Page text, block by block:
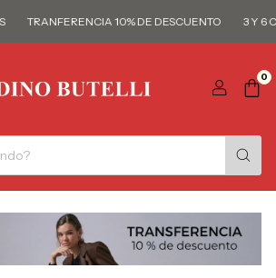
TRANFERENCIA 10% DE DESCUENTO 3 Y 6
0